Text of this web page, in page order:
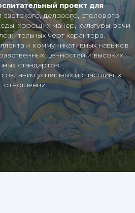
проект для
делового, столового
хороших манер, культуры речи
черт характера,
и коммуникативных навыков
ценностей и высоких
стандартов
успешных и счастливых
отношений